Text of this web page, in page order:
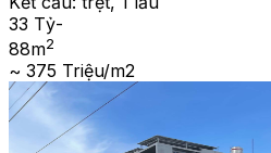
33 Tỷ-
88m2
~ 375 Triệu/m2